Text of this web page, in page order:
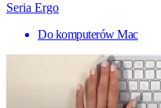
Seria Ergo
Do komputerów Mac